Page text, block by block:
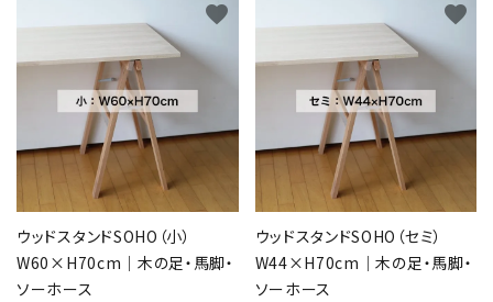
ウッドスタンドSOHO（小）
W60×H70cm｜木の足・馬脚・
ソーホース
favorite
ウッドスタンドSOHO（セミ）
W44×H70cm｜木の足・馬脚・
ソーホース
favorite